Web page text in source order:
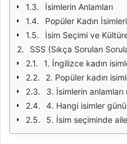
İsimlerin Anlamları
Popüler Kadın İsimleri
İsim Seçimi ve
SSS (Sıkça Sorulan
1. İngilizce kadın
2. Popüler kadın
3. İsimlerin
4. Hangi isimler
5. İsim seçiminde aile